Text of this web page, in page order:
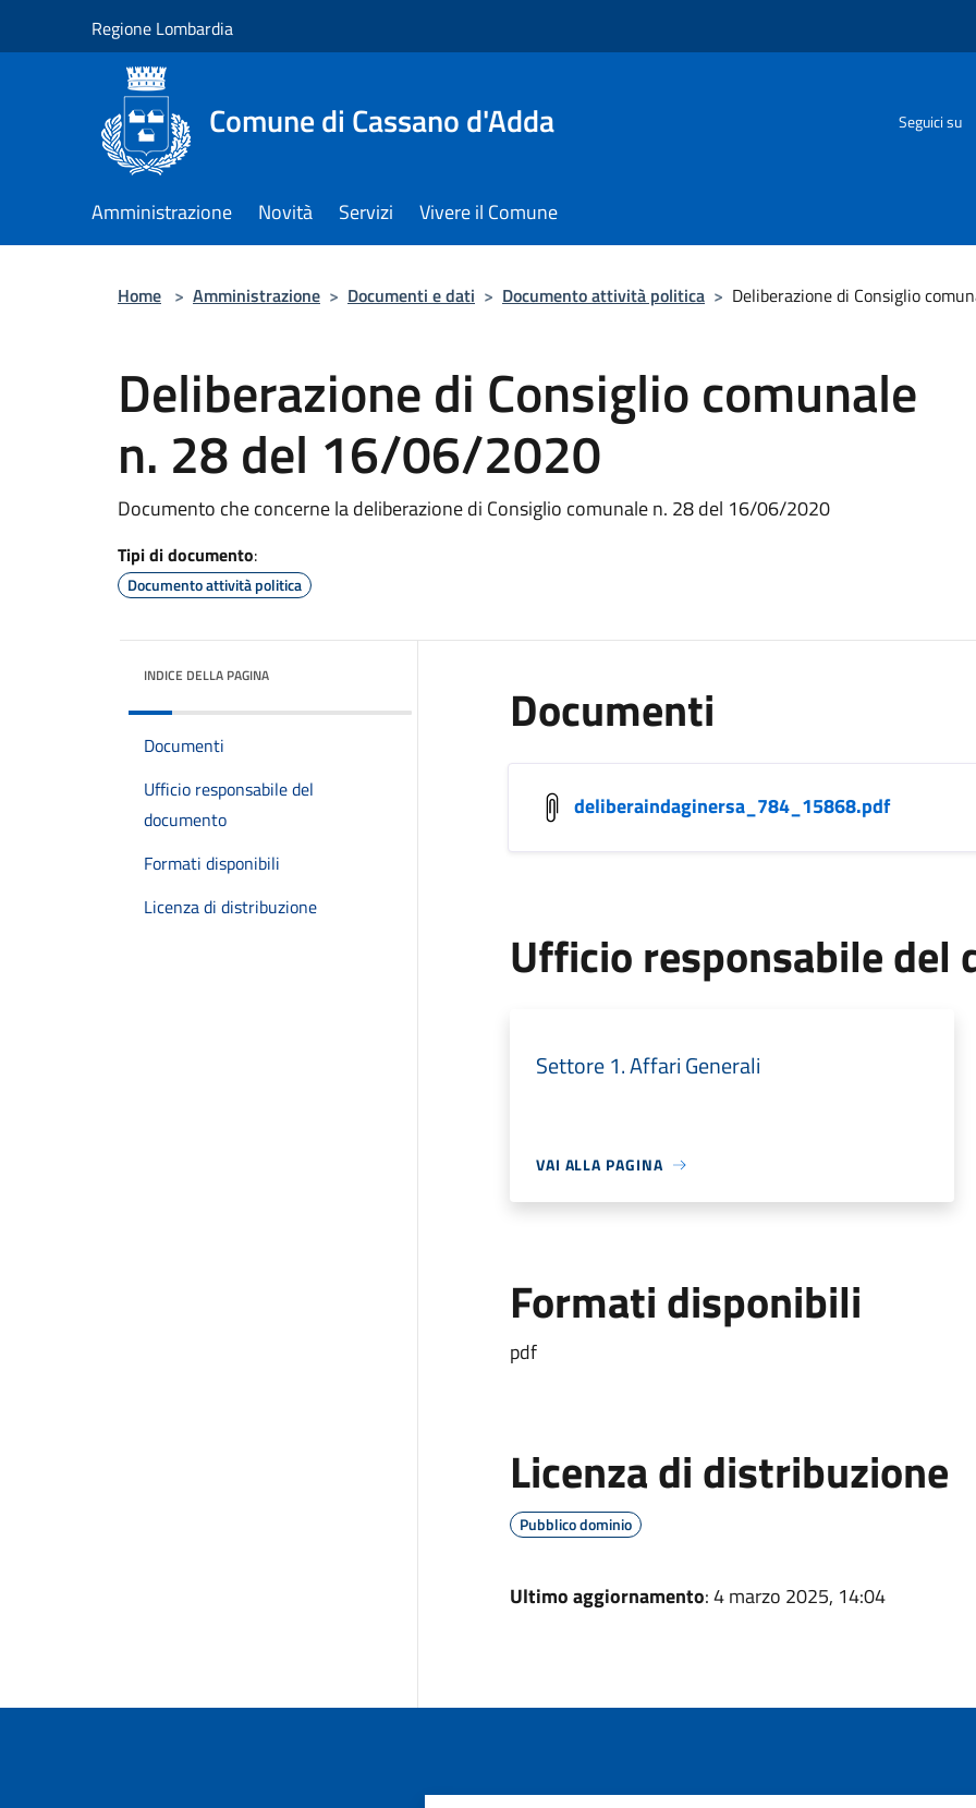
Regione Lombardia
Comune di Cassano d'Adda Seguici su
Amministrazione Novità Servizi Vivere il Comune
Home > Amministrazione > Documenti e dati > Documento attività politica > Deliberazione di Consiglio
Deliberazione di Consiglio comunale
n. 28 del 16/06/2020
Documento che concerne la deliberazione di Consiglio comunale n. 28 del 16/06/2020
Tipi di documento:
Documento attività politica
INDICE DELLA PAGINA
Documenti
Ufficio responsabile del
documento
Formati disponibili
Licenza di distribuzione
Documenti
deliberaindaginersa_784_15868.pdf
Ufficio responsabile del
Settore 1. Affari Generali
VAI ALLA PAGINA
Formati disponibili
pdf
Licenza di distribuzione
Pubblico dominio
Ultimo aggiornamento: 4 marzo 2025, 14:04